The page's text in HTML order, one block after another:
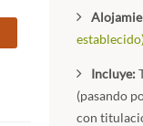
Incluye:
(pasando
con